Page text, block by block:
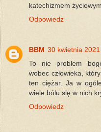
katechizmem
Odpowiedz
BBM 30 kwietnia
To nie problem
wobec człowieka,
ten ciężar. Ja w
wiele bólu się w nich
Odpowiedz